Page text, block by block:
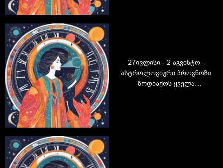
27ივლისი - 2 აგვისტო -
ასტროლოგიური პროგნოზი
ზოდიაქოს ყველა